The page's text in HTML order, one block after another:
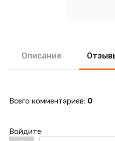
Описание
Всего комментариев: 0
Войдите: